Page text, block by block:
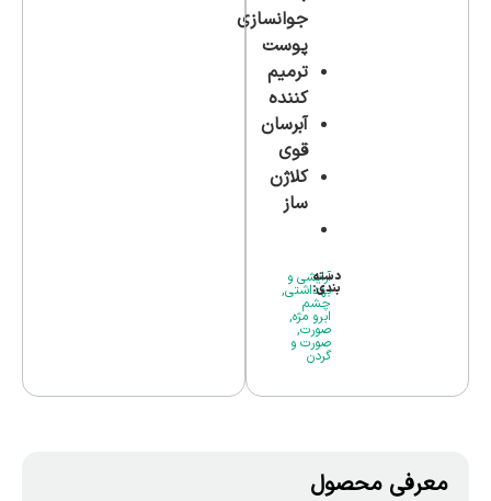
جوانسازی
پوست
ترمیم
کننده
آبرسان
قوی
کلاژن
ساز
آرایشی و
بهداشتی,
چشم
ابرو مژه,
صورت,
صورت و
گردن
دسته
بندی:
معرفی محصول